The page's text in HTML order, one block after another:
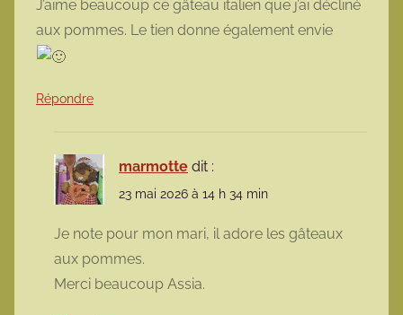
J’aime beaucoup ce gâteau italien que j’ai décliné
aux pommes. Le tien donne également envie
Répondre
marmotte dit :
23 mai 2026 à 14 h 34 min
Je note pour mon mari, il adore les gâteaux
aux pommes.
Merci beaucoup Assia.